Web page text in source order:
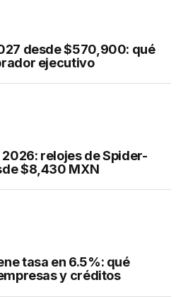
desde $570,900: qué
ejecutivo
2026: relojes de Spider-
$8,430 MXN
tasa en 6.5%: qué
y créditos